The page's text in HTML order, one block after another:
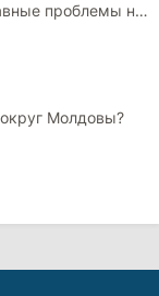
проблемы не
Молдовы?